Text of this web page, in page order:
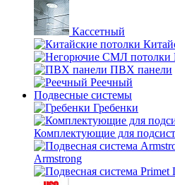
Кассетный
ПВХ панели
Реечный
Подвесные системы
Гребенки
Комплектующие для
Armstrong